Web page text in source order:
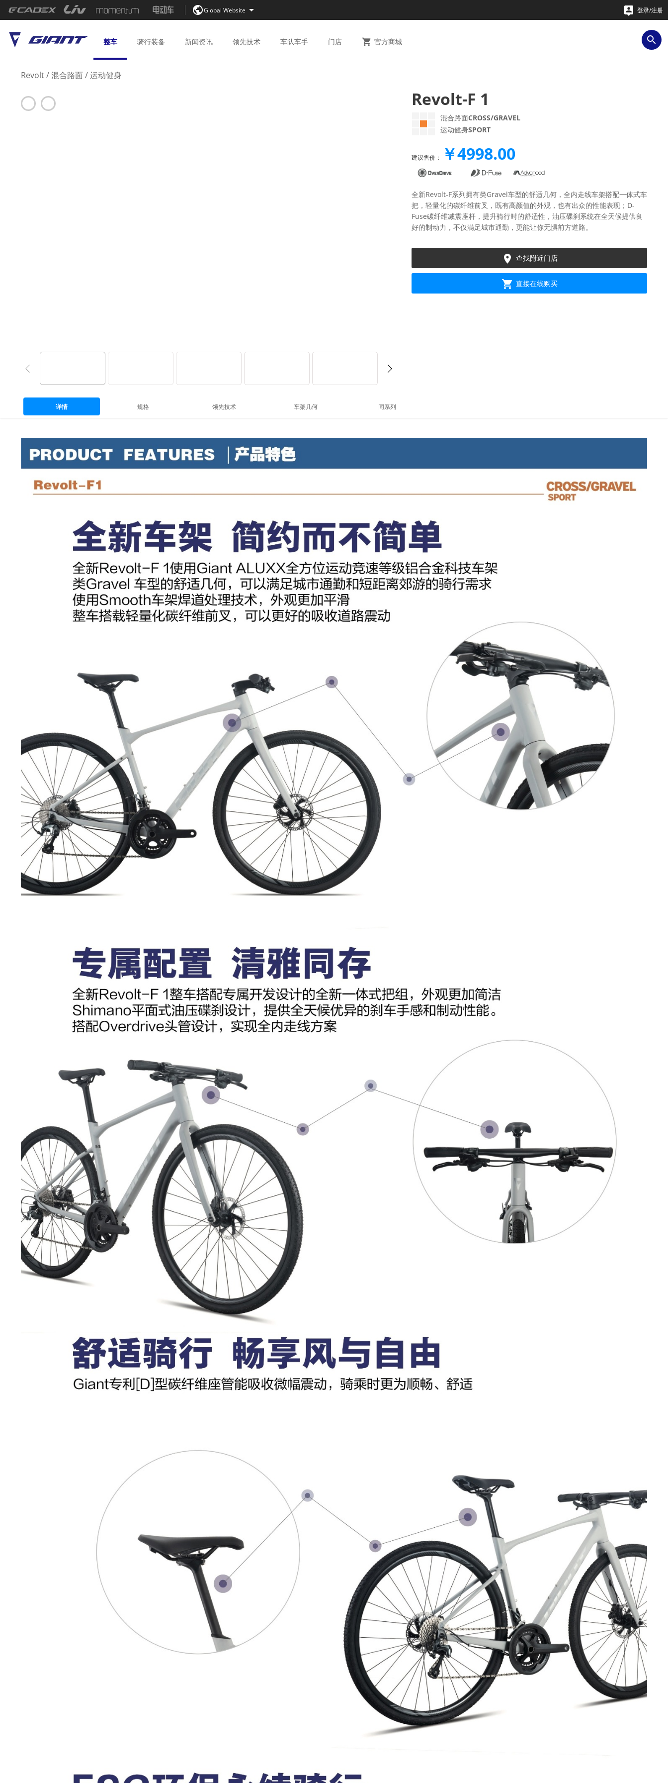
Global Website   登录/注册
整车 骑行装备 新闻资讯 领先技术 车队车手 门店  官方商城 
Revolt/混合路面/运动健身
Revolt-F 1
混合路面CROSS/GRAVEL
运动健身SPORT
建议售价： ￥4998.00
全新Revolt-F系列拥有类Gravel车型的舒适几何，全内走线车架搭配一体式车
把，轻量化的碳纤维前叉，既有高颜值的外观，也有出众的性能表现；D-
Fuse碳纤维减震座杆，提升骑行时的舒适性，油压碟刹系统在全天候提供良
好的制动力，不仅满足城市通勤，更能让你无惧前方道路。
 查找附近门店
 直接在线购买
详情 规格 领先技术 车架几何 同系列